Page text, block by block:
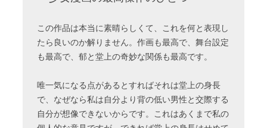
この作品は本当に素晴らしくて、これを何と表現し
たら良いのか解りません。作画も最高で、舞台設定
も最高で、郁と堂上の奇妙な関係も最高です。
唯一気になる点があるとすればそれは堂上の身長
で、なぜなら私は自分より背の低い男性と交際する
自分が想像できないからです。これはあくまで私の